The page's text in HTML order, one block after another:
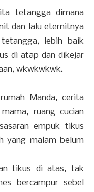
tetangga dimana
dan lalu eternitnya
lebih baik
di atap dan dikejar
wkwkwkwk.
Manda, cerita
ruang cucian
empuk tikus
yang malam belum
tikus di atas, tak
bercampur sebel